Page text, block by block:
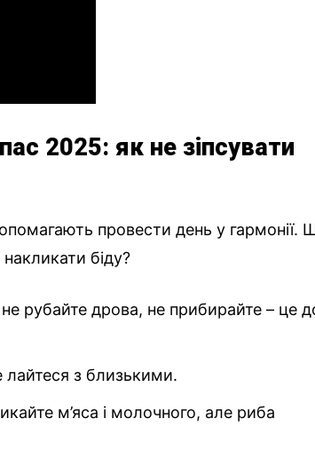
2025: як не зіпсувати
провести день у гармонії.
біду?
рубайте дрова, не прибирайте – це
лайтеся з близькими.
м’яса і молочного, але риба